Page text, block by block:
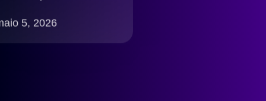
rápido e
LGPD
5, 2026